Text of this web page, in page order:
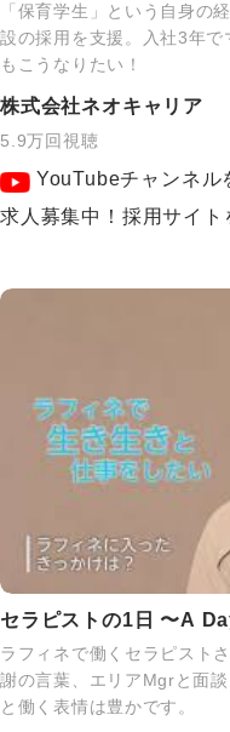
「保育学生」という自身の
設の採用を支援。入社3年
もこうなりたい！
株式会社ネオキャリア
5.9万回視聴
YouTubeチャンネル
求人募集中！採用サイト
セラピストの1日 〜A
ラフィネで働くセラピスト
謝の言葉、エリアMgrと面
と働く表情は豊かです。